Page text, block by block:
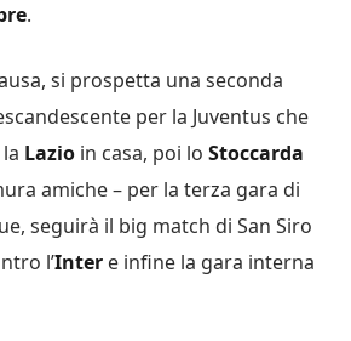
.
si prospetta una seconda
per la Juventus che
Lazio in casa, poi lo Stoccarda
amiche – per la terza gara di
seguirà il big match di San Siro
l’Inter e infine la gara interna